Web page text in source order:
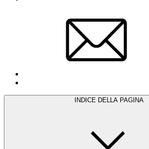
INDICE DELLA PAGINA